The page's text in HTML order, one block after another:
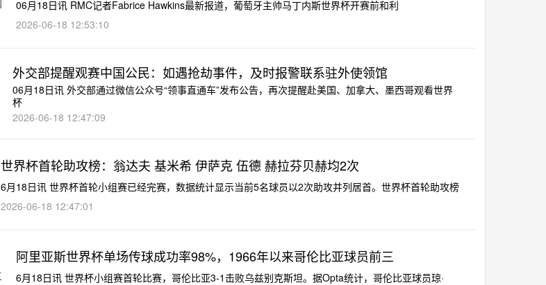
06月18日讯 RMC记者Fabrice Hawkins最新报道，葡萄牙主帅马丁内斯世界杯开赛前和利
2026-06-18 12:53:10
外交部提醒观赛中国公民：如遇抢劫事件，及时报警联系驻外使领馆
06月18日讯 外交部通过微信公众号“领事直通车”发布公告，再次提醒赴美国、加拿大、墨西哥观看世界
杯
2026-06-18 12:47:09
世界杯首轮助攻榜：翁达夫 基米希 伊萨克 伍德 赫拉芬贝赫均2次
6月18日讯 世界杯首轮小组赛已经完赛，数据统计显示当前5名球员以2次助攻并列居首。世界杯首轮助攻榜
2026-06-18 12:47:01
阿里亚斯世界杯单场传球成功率98%，1966年以来哥伦比亚球员前三
6月18日讯 世界杯小组赛首轮比赛，哥伦比亚3-1击败乌兹别克斯坦。据Opta统计，哥伦比亚球员琼·